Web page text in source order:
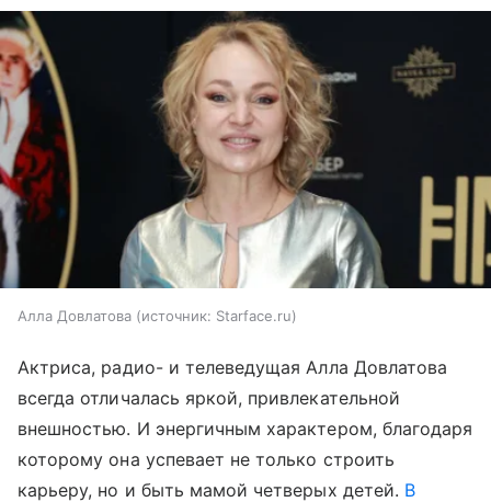
Алла Довлатова источник: Starface.ru
Актриса, радио- и телеведущая Алла Довлатова
всегда отличалась яркой, привлекательной
внешностью. И энергичным характером, благодаря
которому она успевает не только строить
карьеру, но и быть мамой четверых детей. В